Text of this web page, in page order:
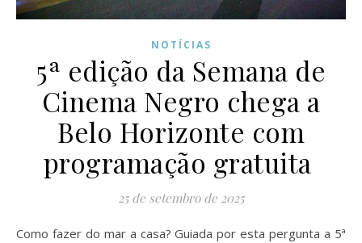
NOTÍCIAS
5ª edição da Semana de
Cinema Negro chega a
Belo Horizonte com
programação gratuita
25 de setembro de 2025
Como fazer do mar a casa? Guiada por esta pergunta a 5ª